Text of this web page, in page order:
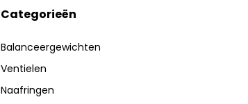
Categorieën
Balanceergewichten
Ventielen
Naafringen